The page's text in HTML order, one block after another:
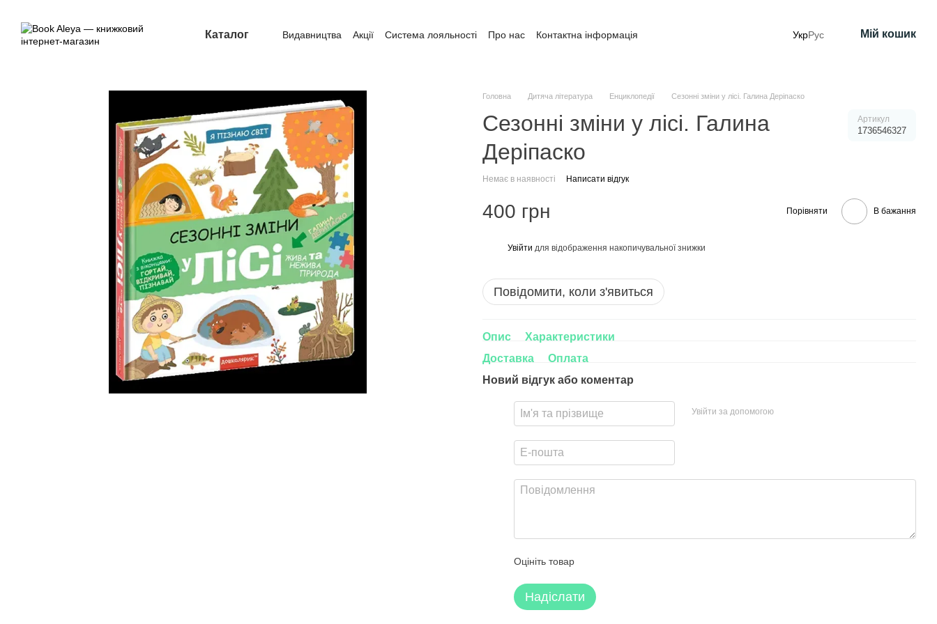
Каталог Видавництва Акції Система лояльності Про нас
Контактна інформація
УкрРус Мій кошик
Головна Дитяча література Енциклопедії Сезонні зміни у лісі. Галина Деріпаско
Сезонні зміни у лісі. Галина
Деріпаско
Артикул
1736546327
Немає в наявності Написати відгук
400 грн Порівняти В бажання
Увійти для відображення накопичувальної знижки
Повідомити, коли з'явиться
Опис
Характеристики
Доставка
Оплата
Новий відгук або коментар
Увійти за допомогою
Оцініть товар
Надіслати